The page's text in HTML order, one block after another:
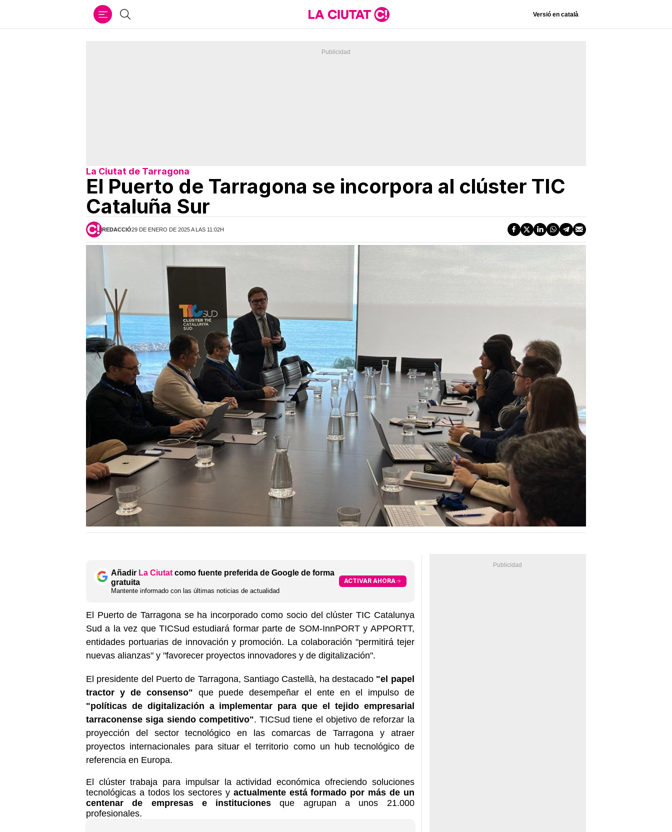
Buscar Versió en català
La Ciutat de Tarragona
El Puerto de Tarragona se incorpora al clúster TIC
Cataluña Sur
REDACCIÓ29 DE ENERO DE 2025 A LAS 11:02H
Añadir La Ciutat como fuente preferida de Google de forma
gratuita
Mantente informado con las últimas noticias de actualidad
ACTIVAR AHORA
El Puerto de Tarragona se ha incorporado como socio del clúster TIC Catalunya
Sud a la vez que TICSud estudiará formar parte de SOM-InnPORT y APPORTT,
entidades portuarias de innovación y promoción. La colaboración "permitirá tejer
nuevas alianzas" y "favorecer proyectos innovadores y de digitalización".
El presidente del Puerto de Tarragona, Santiago Castellà, ha destacado "el papel
tractor y de consenso" que puede desempeñar el ente en el impulso de
"políticas de digitalización a implementar para que el tejido empresarial
tarraconense siga siendo competitivo". TICSud tiene el objetivo de reforzar la
proyección del sector tecnológico en las comarcas de Tarragona y atraer
proyectos internacionales para situar el territorio como un hub tecnológico de
referencia en Europa.
El clúster trabaja para impulsar la actividad económica ofreciendo soluciones
tecnológicas a todos los sectores y actualmente está formado por más de un
centenar de empresas e instituciones que agrupan a unos 21.000
profesionales.